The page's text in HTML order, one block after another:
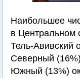
Наибольшее
в Центральном
Тель-Авивский
Северный
Южный (13%)